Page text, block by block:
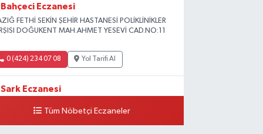
Bahçeci Eczanesi
FETHİ SEKİN ŞEHİR HASTANESİ POLİKLİNİKLER
DOĞUKENT MAH.AHMET YESEVİ CAD.NO:11
0 (424) 234 07 08 Yol Tarifi Al
Sark Eczanesi
Tüm Nöbetçi Eczaneler